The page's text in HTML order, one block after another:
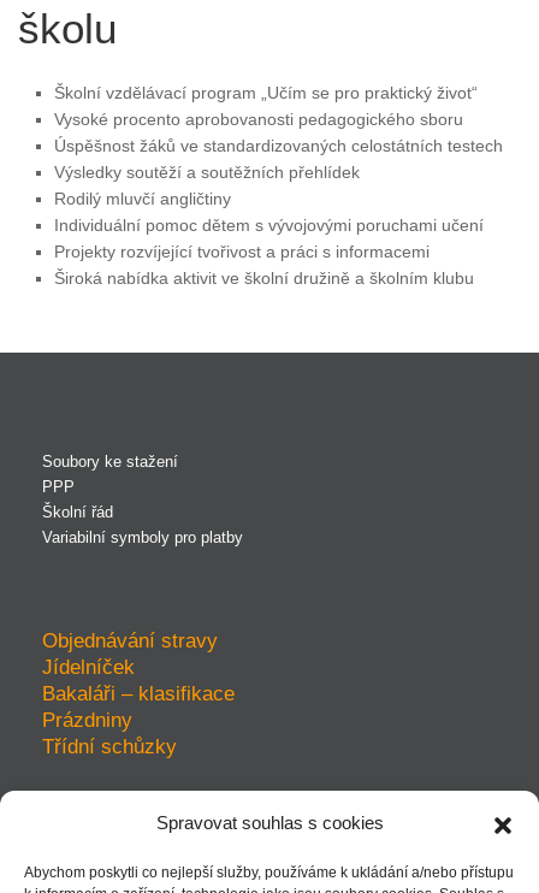
Spravovat souhlas s cookies
Abychom poskytli co nejlepší služby, používáme k ukládání a/nebo přístupu
školu
Školní vzdělávací program „Učím se pro praktický život“
Vysoké procento aprobovanosti pedagogického sboru
Úspěšnost žáků ve standardizovaných celostátních testech
Výsledky soutěží a soutěžních přehlídek
Rodilý mluvčí angličtiny
Individuální pomoc dětem s vývojovými poruchami učení
Projekty rozvíjející tvořivost a práci s informacemi
Široká nabídka aktivit ve školní družině a školním klubu
Soubory ke stažení
PPP
Školní řád
Variabilní symboly pro platby
Objednávání stravy
Jídelníček
Bakaláři – klasifikace
Prázdniny
Třídní schůzky
ochrana soukromí